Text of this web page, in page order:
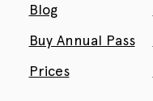
Blog
Buy Annual Pass
Prices